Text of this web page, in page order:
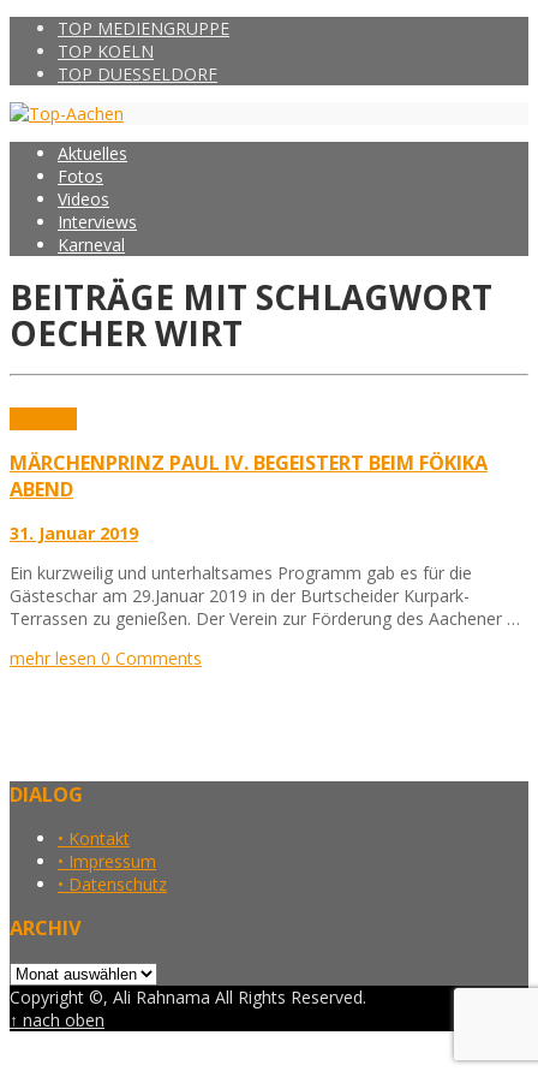
TOP MEDIENGRUPPE
TOP KOELN
TOP DUESSELDORF
Aktuelles
Fotos
Videos
Interviews
Karneval
BEITRÄGE MIT SCHLAGWORT
OECHER WIRT
MÄRCHENPRINZ PAUL IV. BEGEISTERT BEIM FÖKIKA
ABEND
31. Januar 2019
Ein kurzweilig und unterhaltsames Programm gab es für die
Gästeschar am 29.Januar 2019 in der Burtscheider Kurpark-
Terrassen zu genießen. Der Verein zur Förderung des Aachener …
mehr lesen 0 Comments
DIALOG
• Kontakt
• Impressum
• Datenschutz
ARCHIV
Archiv
Copyright ©, Ali Rahnama All Rights Reserved.
↑ nach oben